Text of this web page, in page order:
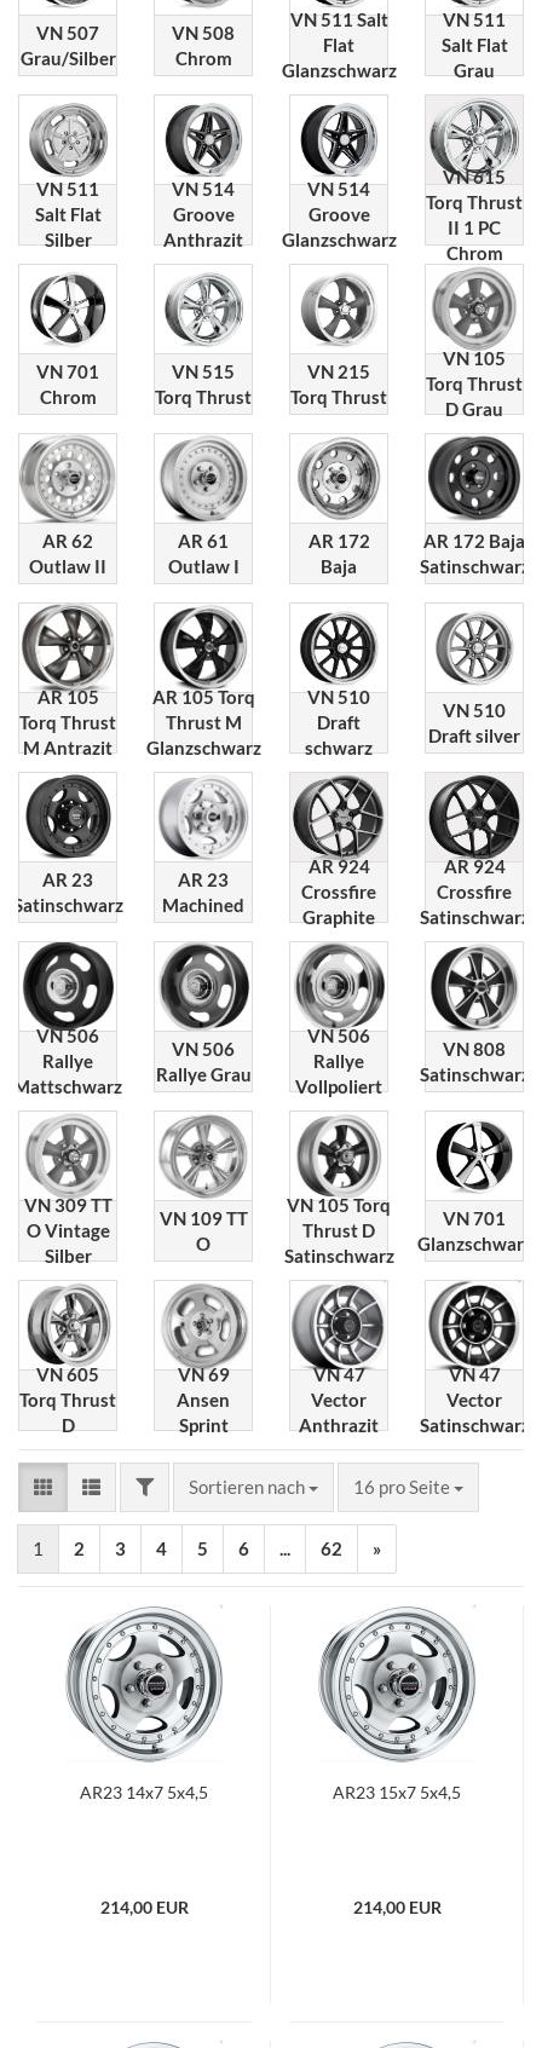
VN 507
Grau/Silber
VN 508
Chrom
VN 511 Salt
Flat
Glanzschwarz
VN 511
Salt Flat
Grau
VN 511
Salt Flat
Silber
VN 514
Groove
Anthrazit
VN 514
Groove
Glanzschwarz
VN 615
Torq Thrust
II 1 PC
Chrom
VN 701
Chrom
VN 515
Torq Thrust
VN 215
Torq Thrust
VN 105
Torq Thrust
D Grau
AR 62
Outlaw II
AR 61
Outlaw I
AR 172
Baja
AR 172 Baja
Satinschwarz
AR 105
Torq Thrust
M Antrazit
AR 105 Torq
Thrust M
Glanzschwarz
VN 510
Draft
schwarz
VN 510
Draft silver
AR 23
Satinschwarz
AR 23
Machined
AR 924
Crossfire
Graphite
AR 924
Crossfire
Satinschwarz
VN 506
Rallye
Mattschwarz
VN 506
Rallye Grau
VN 506
Rallye
Vollpoliert
VN 808
Satinschwarz
VN 309 TT
O Vintage
Silber
VN 109 TT
O
VN 105 Torq
Thrust D
Satinschwarz
VN 701
Glanzschwarz
VN 605
Torq Thrust
D
VN 69
Ansen
Sprint
VN 47
Vector
Anthrazit
VN 47
Vector
Satinschwarz
FILTERSortieren nach
Sortieren nach 16 pro Seite
pro Seite
1 2 3 4 5 6 ... 62 »
AR23 14x7 5x4,5
214,00 EUR
AR23 15x7 5x4,5
214,00 EUR